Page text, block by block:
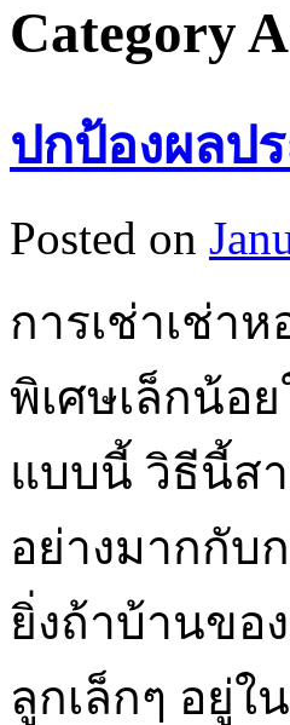
Category
ปกป้องผลป
Posted on
การเช่าเช่า
พิเศษเล็กน้อ
แบบนี้ วิธีนี้ส
อย่างมากกับ
ยิ่งถ้าบ้านข
ลูกเล็กๆ อยู่